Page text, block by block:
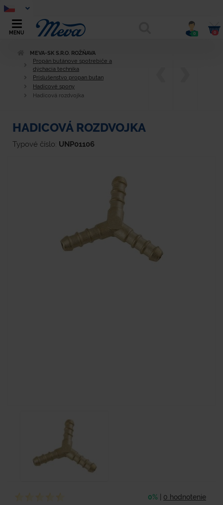
MENU 0 0
MEVA-SK S.R.O. ROŽŇAVA
Propán butánove spotrebiče a
dýchacia technika
Príslušenstvo propan butan
Hadicové spony
Hadicová rozdvojka
HADICOVÁ ROZDVOJKA
Typové číslo: UNP01106
0% 0 hodnotenie